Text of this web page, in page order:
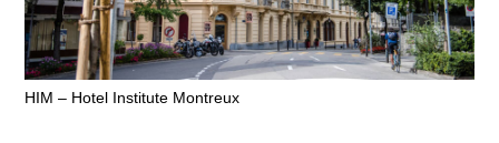
HIM – Hotel Institute Montreux